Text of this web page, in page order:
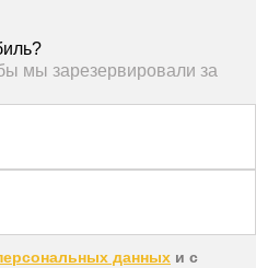
мы зарезервировали за
данных и c